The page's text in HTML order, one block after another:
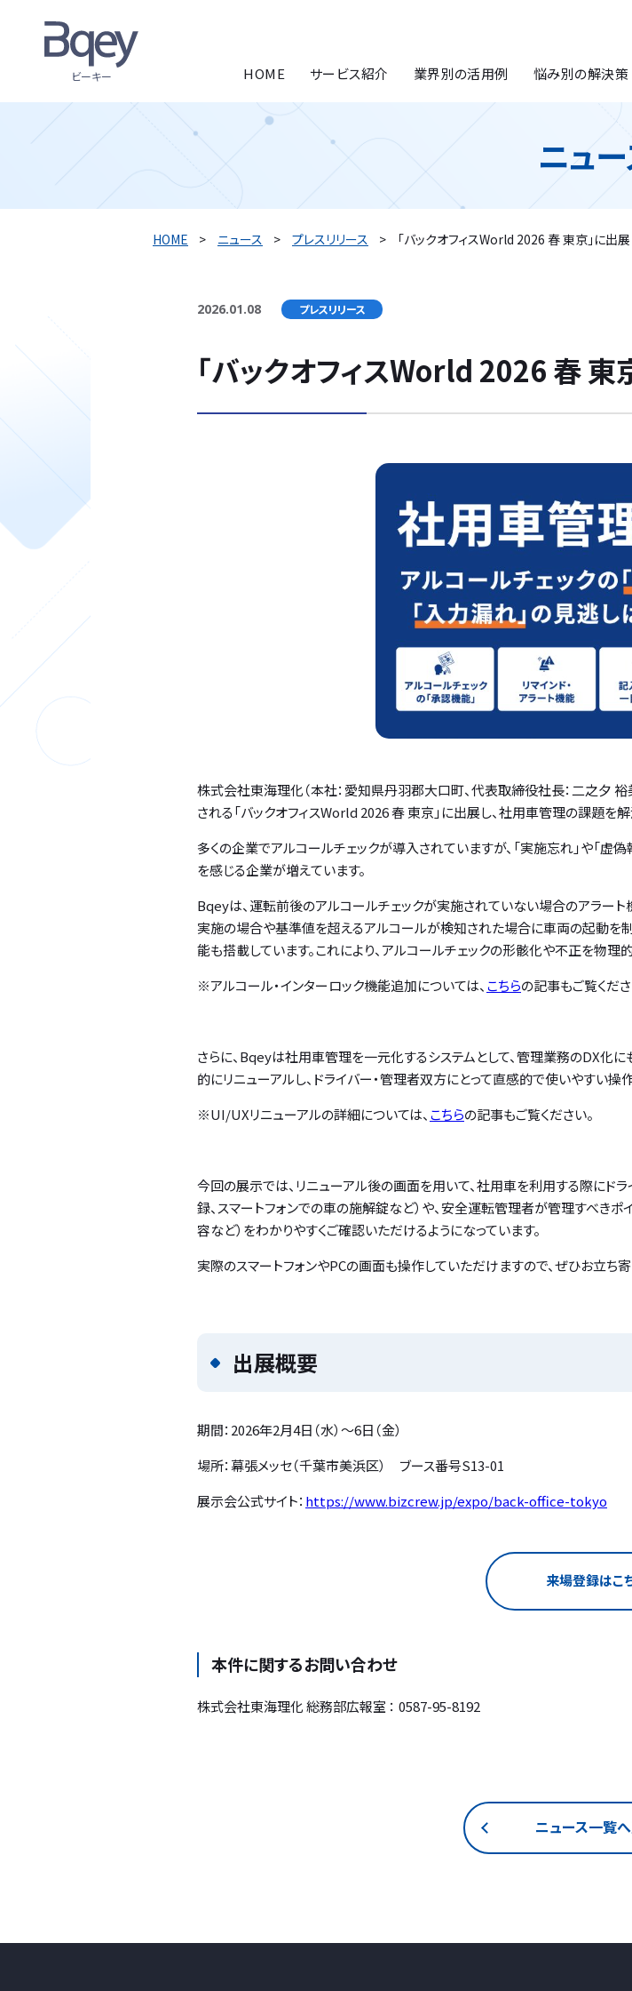
ビーキー HOME サービス紹介 業界別の活用例 悩み別の解決策
ニュ
HOME ニュース プレスリリース 「バックオフィスWorld 2026 春 東京」に出展
2026.01.08 プレスリリース
「バックオフィスWorld 2026 春 東
株式会社東海理化（本社：愛知県丹羽郡大口町、代表取締役社長：二之夕 裕
される「バックオフィスWorld 2026 春 東京」に出展し、社用車管理の課題を解
多くの企業でアルコールチェックが導入されていますが、「実施忘れ」や「
を感じる企業が増えています。
Bqeyは、運転前後のアルコールチェックが実施されていない場合のアラー
実施の場合や基準値を超えるアルコールが検知された場合に車両の起動を制
能も搭載しています。これにより、アルコールチェックの形骸化や不正を物
※アルコール・インターロック機能追加については、こちらの記事もご覧くださ
さらに、Bqeyは社用車管理を一元化するシステムとして、管理業務のDX化
的にリニューアルし、ドライバー・管理者双方にとって直感的で使いやすい操
※UI/UXリニューアルの詳細については、こちらの記事もご覧ください。
今回の展示では、リニューアル後の画面を用いて、社用車を利用する際にド
録、スマートフォンでの車の施解錠など）や、安全運転管理者が管理すべき
容など）をわかりやすくご確認いただけるようになっています。
実際のスマートフォンやPCの画面も操作していただけますので、ぜひお立ち寄
出展概要
期間：2026年2月4日（水）～6日（金）
場所：幕張メッセ（千葉市美浜区） ブース番号S13-01
展示会公式サイト： https://www.bizcrew.jp/expo/back-office-tokyo
来場登録はこ
本件に関するお問い合わせ
株式会社東海理化 総務部広報室 ： 0587-95-8192
ニュース一覧